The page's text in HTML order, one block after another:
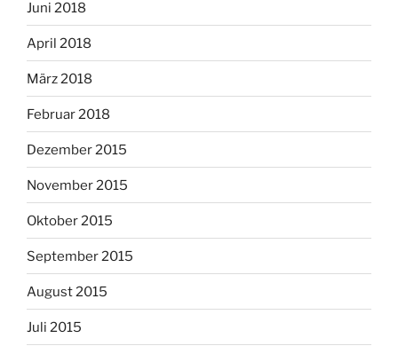
Juni 2018
April 2018
März 2018
Februar 2018
Dezember 2015
November 2015
Oktober 2015
September 2015
August 2015
Juli 2015